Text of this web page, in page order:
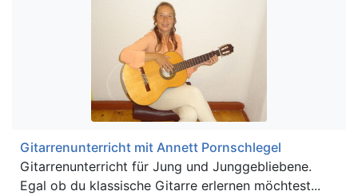
Gitarrenunterricht mit Annett Pornschlegel
Gitarrenunterricht für Jung und Junggebliebene.
Egal ob du klassische Gitarre erlernen möchtest...